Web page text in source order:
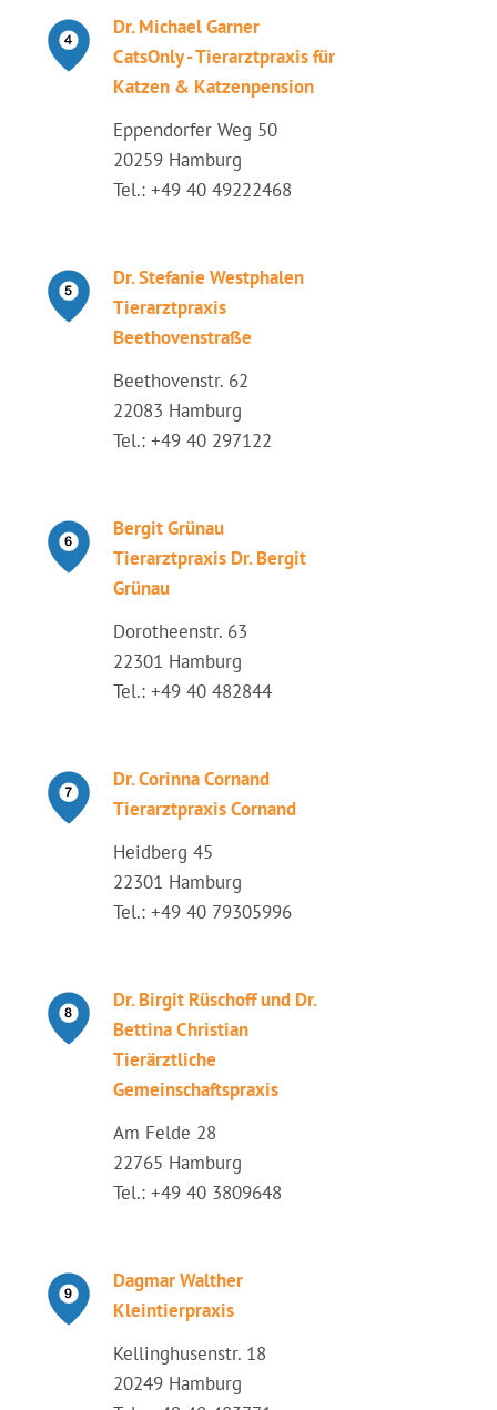
Dr. Michael Garner
CatsOnly - Tierarztpraxis für
Katzen & Katzenpension
Eppendorfer Weg 50
20259 Hamburg
Tel.: +49 40 49222468
Dr. Stefanie Westphalen
Tierarztpraxis
Beethovenstraße
Beethovenstr. 62
22083 Hamburg
Tel.: +49 40 297122
Bergit Grünau
Tierarztpraxis Dr. Bergit
Grünau
Dorotheenstr. 63
22301 Hamburg
Tel.: +49 40 482844
Dr. Corinna Cornand
Tierarztpraxis Cornand
Heidberg 45
22301 Hamburg
Tel.: +49 40 79305996
Dr. Birgit Rüschoff und Dr.
Bettina Christian
Tierärztliche
Gemeinschaftspraxis
Am Felde 28
22765 Hamburg
Tel.: +49 40 3809648
Dagmar Walther
Kleintierpraxis
Kellinghusenstr. 18
20249 Hamburg